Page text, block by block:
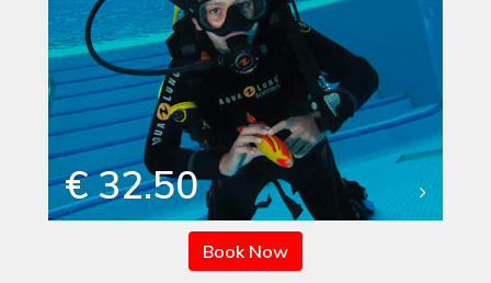
€ 32.50
Book Now